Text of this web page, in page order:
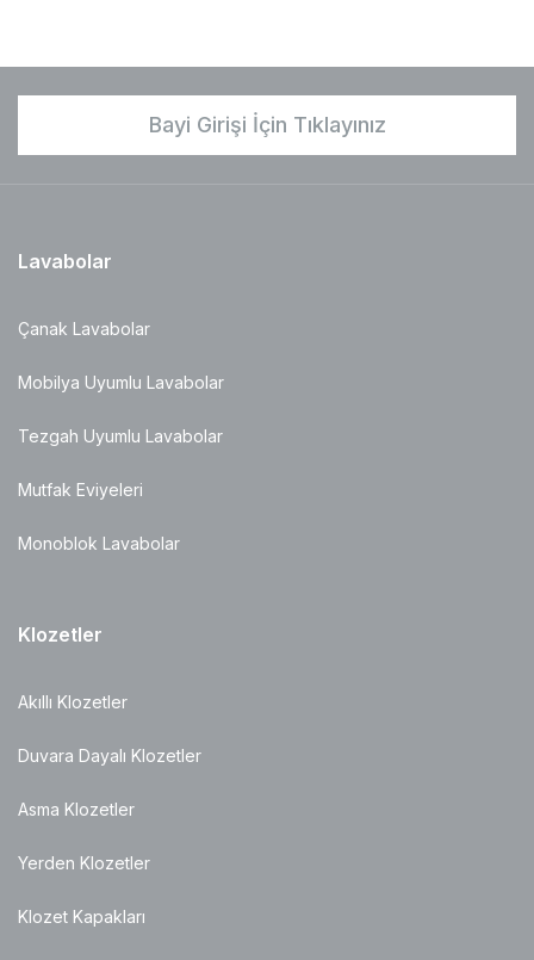
Bayi Girişi İçin Tıklayınız
Lavabolar
Çanak Lavabolar
Mobilya Uyumlu Lavabolar
Tezgah Uyumlu Lavabolar
Mutfak Eviyeleri
Monoblok Lavabolar
Klozetler
Akıllı Klozetler
Duvara Dayalı Klozetler
Asma Klozetler
Yerden Klozetler
Klozet Kapakları